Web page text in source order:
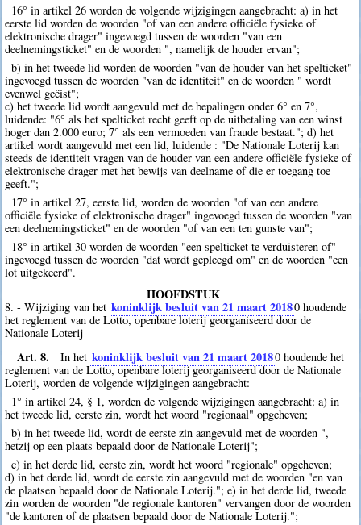
16° in artikel 26 worden de volgende wijzigingen aangebracht: a) in het
eerste lid worden de woorden "of van een andere officiële fysieke of
elektronische drager" ingevoegd tussen de woorden "van een
deelnemingsticket" en de woorden ", namelijk de houder ervan";
b) in het tweede lid worden de woorden "van de houder van het spelticket"
ingevoegd tussen de woorden "van de identiteit" en de woorden " wordt
evenwel geëist";
c) het tweede lid wordt aangevuld met de bepalingen onder 6° en 7°,
luidende: "6° als het spelticket recht geeft op de uitbetaling van een winst
hoger dan 2.000 euro; 7° als een vermoeden van fraude bestaat."; d) het
artikel wordt aangevuld met een lid, luidende : "De Nationale Loterij kan
steeds de identiteit vragen van de houder van een andere officiële fysieke of
elektronische drager met het bewijs van deelname of die er toegang toe
geeft.";
17° in artikel 27, eerste lid, worden de woorden "of van een andere
officiële fysieke of elektronische drager" ingevoegd tussen de woorden "van
een deelnemingsticket" en de woorden "of van een ten gunste van";
18° in artikel 30 worden de woorden "een spelticket te verduisteren of"
ingevoegd tussen de woorden "dat wordt gepleegd om" en de woorden "een
lot uitgekeerd".
HOOFDSTUK
8. - Wijziging van het koninklijk besluit van 21 maart 20180 houdende
het reglement van de Lotto, openbare loterij georganiseerd door de
Nationale Loterij
Art. 8. In het koninklijk besluit van 21 maart 20180 houdende het
reglement van de Lotto, openbare loterij georganiseerd door de Nationale
Loterij, worden de volgende wijzigingen aangebracht:
1° in artikel 24, § 1, worden de volgende wijzigingen aangebracht: a) in
het tweede lid, eerste zin, wordt het woord "regionaal" opgeheven;
b) in het tweede lid, wordt de eerste zin aangevuld met de woorden ",
hetzij op een plaats bepaald door de Nationale Loterij";
c) in het derde lid, eerste zin, wordt het woord "regionale" opgeheven;
d) in het derde lid, wordt de eerste zin aangevuld met de woorden "en van
de plaatsen bepaald door de Nationale Loterij."; e) in het derde lid, tweede
zin worden de woorden "de regionale kantoren" vervangen door de woorden
"de kantoren of de plaatsen bepaald door de Nationale Loterij.";